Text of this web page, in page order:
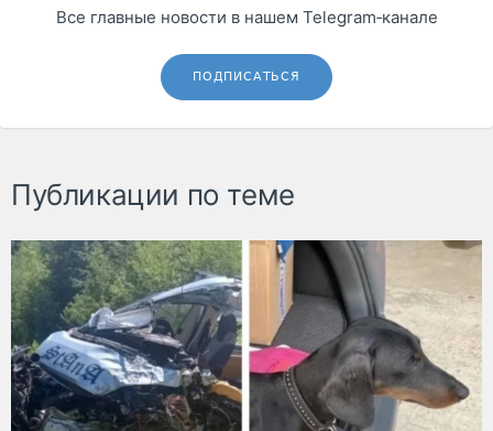
Все главные новости в нашем Telegram‑канале
ПОДПИСАТЬСЯ
Публикации по теме